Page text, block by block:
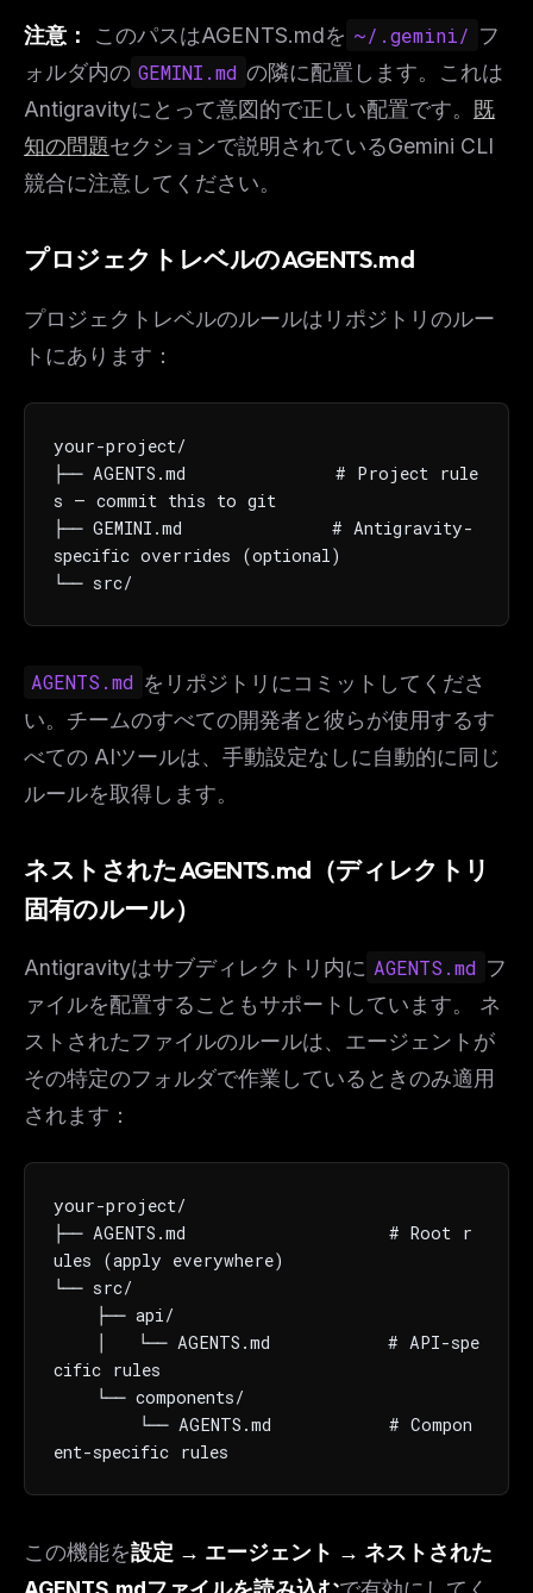
注意： このパスはAGENTS.mdを ~/.gemini/ フ
ォルダ内の GEMINI.md の隣に配置します。これは
Antigravityにとって意図的で正しい配置です。 既
知の問題セクションで説明されているGemini CLI
競合に注意してください。
プロジェクトレベルのAGENTS.md
プロジェクトレベルのルールはリポジトリのルー
トにあります：
your-project/
├── AGENTS.md              # Project rule
s — commit this to git
├── GEMINI.md              # Antigravity-
specific overrides (optional)
└── src/
AGENTS.md をリポジトリにコミットしてくださ
い。チームのすべての開発者と彼らが使用するす
べての AIツールは、手動設定なしに自動的に同じ
ルールを取得します。
ネストされたAGENTS.md（ディレクトリ
固有のルール）
Antigravityはサブディレクトリ内に AGENTS.md フ
ァイルを配置することもサポートしています。 ネ
ストされたファイルのルールは、エージェントが
その特定のフォルダで作業しているときのみ適用
されます：
your-project/
├── AGENTS.md                   # Root r
ules (apply everywhere)
└── src/
cific rules
ent-specific rules
この機能を設定 → エージェント → ネストされた
THIS WEEK'S DIGEST
MCP pick of the week
New agent skill drop
Rules & workflow pack
FREE NEWSLETTER